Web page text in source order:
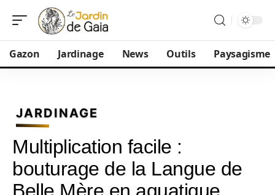
Gazon Jardinage News Outils Paysagisme
JARDINAGE
Multiplication facile :
bouturage de la Langue de